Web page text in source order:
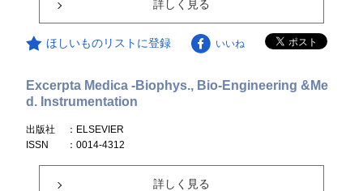
詳しく見る
ほしいものリストに登録 いいね
Excerpta Medica -Biophys., Bio-Engineering &Me
d. Instrumentation
出版社
：ELSEVIER
ISSN
：0014-4312
詳しく見る